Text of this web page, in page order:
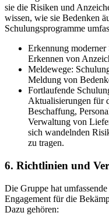
sie die Risiken und
wissen, wie sie Bedenken
Schulungsprogramme
Erkennung
Erkennen von
Meldewege:
Meldung von
Fortlaufende
Aktualisierungen für
Beschaffung,
Verwaltung von
sich wandelnden
zu tragen.
6. Richtlinien und
Die Gruppe hat
Engagement für die
Dazu gehören: